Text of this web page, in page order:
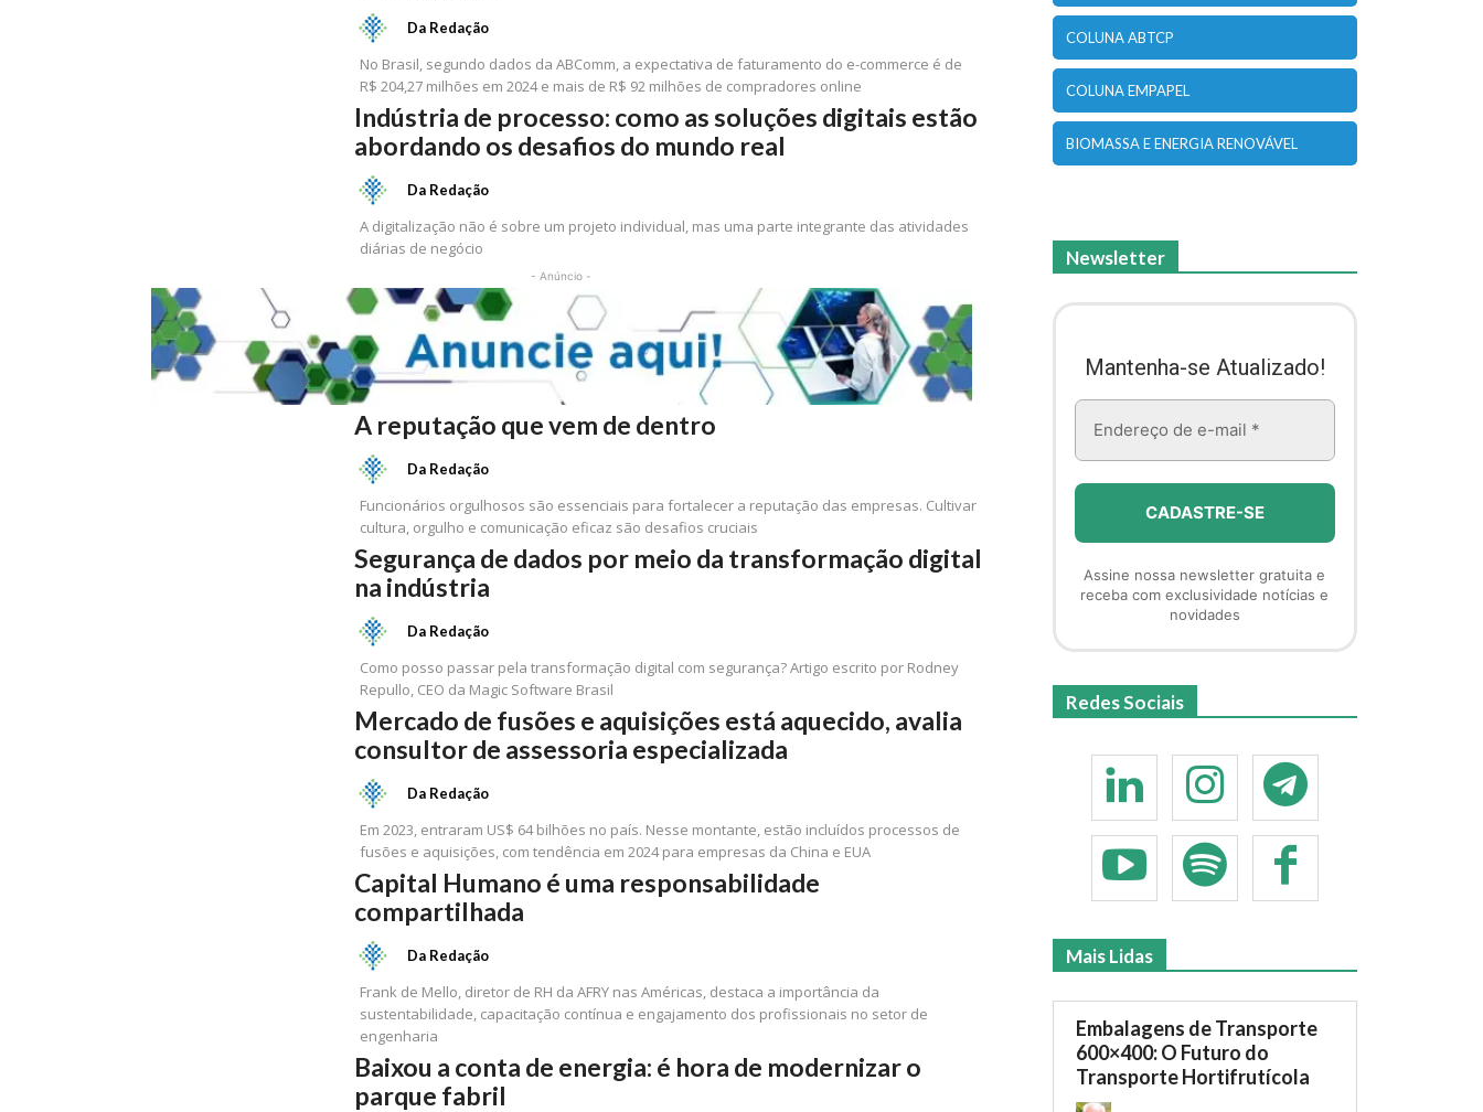
Da Redação
No Brasil, segundo dados da ABComm, a expectativa de faturamento do e-commerce é de
R$ 204,27 milhões em 2024 e mais de R$ 92 milhões de compradores online
Indústria de processo: como as soluções digitais estão
abordando os desafios do mundo real
Da Redação
A digitalização não é sobre um projeto individual, mas uma parte integrante das atividades
diárias de negócio
- Anúncio -
A reputação que vem de dentro
Da Redação
Funcionários orgulhosos são essenciais para fortalecer a reputação das empresas. Cultivar
cultura, orgulho e comunicação eficaz são desafios cruciais
Segurança de dados por meio da transformação digital
na indústria
Da Redação
Como posso passar pela transformação digital com segurança? Artigo escrito por Rodney
Repullo, CEO da Magic Software Brasil
Mercado de fusões e aquisições está aquecido, avalia
consultor de assessoria especializada
Da Redação
Em 2023, entraram US$ 64 bilhões no país. Nesse montante, estão incluídos processos de
fusões e aquisições, com tendência em 2024 para empresas da China e EUA
Capital Humano é uma responsabilidade
compartilhada
Da Redação
Frank de Mello, diretor de RH da AFRY nas Américas, destaca a importância da
sustentabilidade, capacitação contínua e engajamento dos profissionais no setor de
engenharia
Baixou a conta de energia: é hora de modernizar o
parque fabril
COLUNA ABTCP
COLUNA EMPAPEL
BIOMASSA E ENERGIA RENOVÁVEL
Newsletter
Mantenha-se Atualizado!
Assine nossa newsletter gratuita e
receba com exclusividade notícias e
novidades
Redes Sociais
Mais Lidas
Embalagens de Transporte
600×400: O Futuro do
Transporte Hortifrutícola